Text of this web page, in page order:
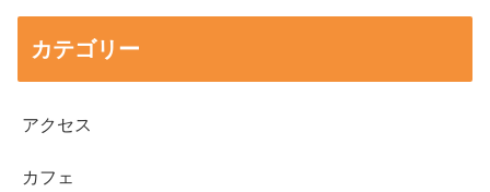
カテゴリー
アクセス
カフェ